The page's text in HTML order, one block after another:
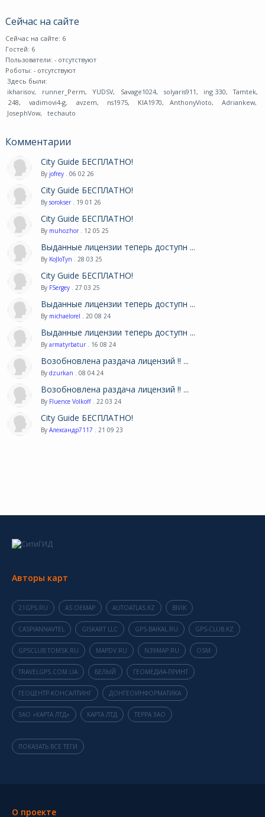
Сейчас на сайте
Сейчас на сайте: 6
Гостей: 6
Пользователи: - отсутствуют
Роботы: - отсутствуют
Здесь были:
ikharisov, runner_Perm, YUDSV, Savage1024, solyaris911 , ing 330, Tamtek,
248, vadimovi4-g, avzem, ns1975, KIA1970, AnthonyVioto, Adriankew,
JosephVow, techauto
Комментарии
City Guide БЕСПЛАТНО!
By jofrey . 06 02 26
City Guide БЕСПЛАТНО!
By sorokser . 19 01 26
City Guide БЕСПЛАТНО!
By muhozhor . 12 05 25
Выданные лицензии теперь доступн ...
By KoJIoTyn . 28 03 25
City Guide БЕСПЛАТНО!
By FSergey . 27 03 25
Выданные лицензии теперь доступн ...
By michaelorel . 20 08 24
Выданные лицензии теперь доступн ...
By armatyrbatur . 16 08 24
Возобновлена раздача лицензий !! ...
By dzurkan . 08 04 24
Возобновлена раздача лицензий !! ...
By Fluence Volkoff . 22 03 24
City Guide БЕСПЛАТНО!
By Александр7117 . 21 09 23
Авторы карт
21GPS.RU AS OEMAP AUTOATLAS.KZ BIVIK
CASPIANNAVTEL GISKART LLC GPS-BAIKAL.RU GPS-CLUB.KZ
GPSCLUB.TOMSK.RU MAPDV.RU N39MAP.RU OSM
TRAVELGPS.COM.UA БЕЛЫЙ ГЕОМЕДИА-ПРИНТ
ГЕОЦЕНТР-КОНСАЛТИНГ ДОНГЕОИНФОРМАТИКА
ЗАО «КАРТА ЛТД» КАРТА ЛТД ТЕРРА ЗАО
ПОКАЗАТЬ ВСЕ ТЕГИ
О проекте